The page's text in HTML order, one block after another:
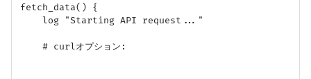
fetch_data() {
    log "Starting API request..."
    # curlオプション: